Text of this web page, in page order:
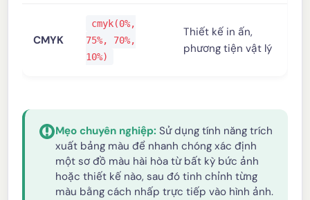
CMYK
cmyk(0%,
75%, 70%,
10%)
Thiết kế in ấn,
phương tiện vật lý
Mẹo chuyên nghiệp: Sử dụng tính năng trích
xuất bảng màu để nhanh chóng xác định
một sơ đồ màu hài hòa từ bất kỳ bức ảnh
hoặc thiết kế nào, sau đó tinh chỉnh từng
màu bằng cách nhấp trực tiếp vào hình ảnh.